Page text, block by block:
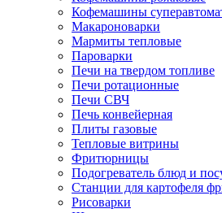
Кофемашины
Макароноварки
Мармиты тепловые
Пароварки
Печи на твердом топливе
Печи ротационные
Печи СВЧ
Печь конвейерная
Плиты газовые
Тепловые витрины
Фритюрницы
Подогреватель блюд и
Станции для картофеля
Рисоварки